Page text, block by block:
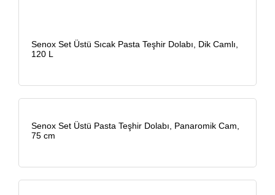
Senox Set Üstü Sıcak Pasta Teşhir Dolabı, Dik Camlı,
120 L
Senox Set Üstü Pasta Teşhir Dolabı, Panaromik Cam,
75 cm